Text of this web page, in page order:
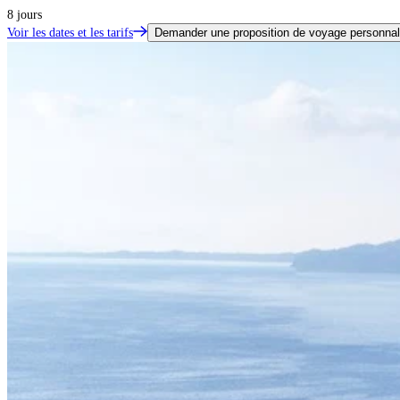
8 jours
Voir les dates et les tarifs
Demander une proposition de voyage